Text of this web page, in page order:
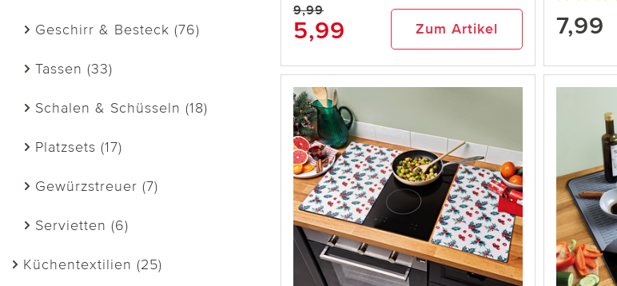
Geschirr & Besteck (76)
Tassen (33)
Schalen & Schüsseln (18)
Platzsets (17)
Gewürzstreuer (7)
Servietten (6)
Küchentextilien (25)
9,99
5,99 Zum Artikel 7,99